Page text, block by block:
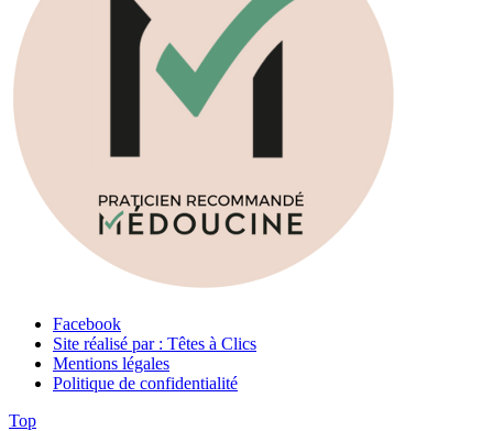
Facebook
Site réalisé par : Têtes à Clics
Mentions légales
Politique de confidentialité
Top